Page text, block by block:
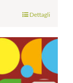
Dettagli